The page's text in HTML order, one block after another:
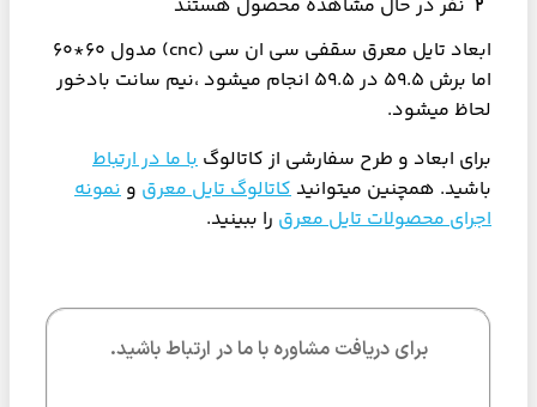
2 نفر در حال مشاهده محصول هستند
ابعاد تایل معرق سقفی سی ان سی (cnc) مدول 60*60
اما برش 59.5 در 59.5 انجام میشود ،نیم سانت بادخور
لحاظ میشود.
برای ابعاد و طرح سفارشی از کاتالوگ با ما در ارتباط
باشید. همچنین میتوانیدکاتالوگ تایل معرق و نمونه
اجرای محصولات تایل معرق را ببینید.
برای دریافت مشاوره با ما در ارتباط باشید.